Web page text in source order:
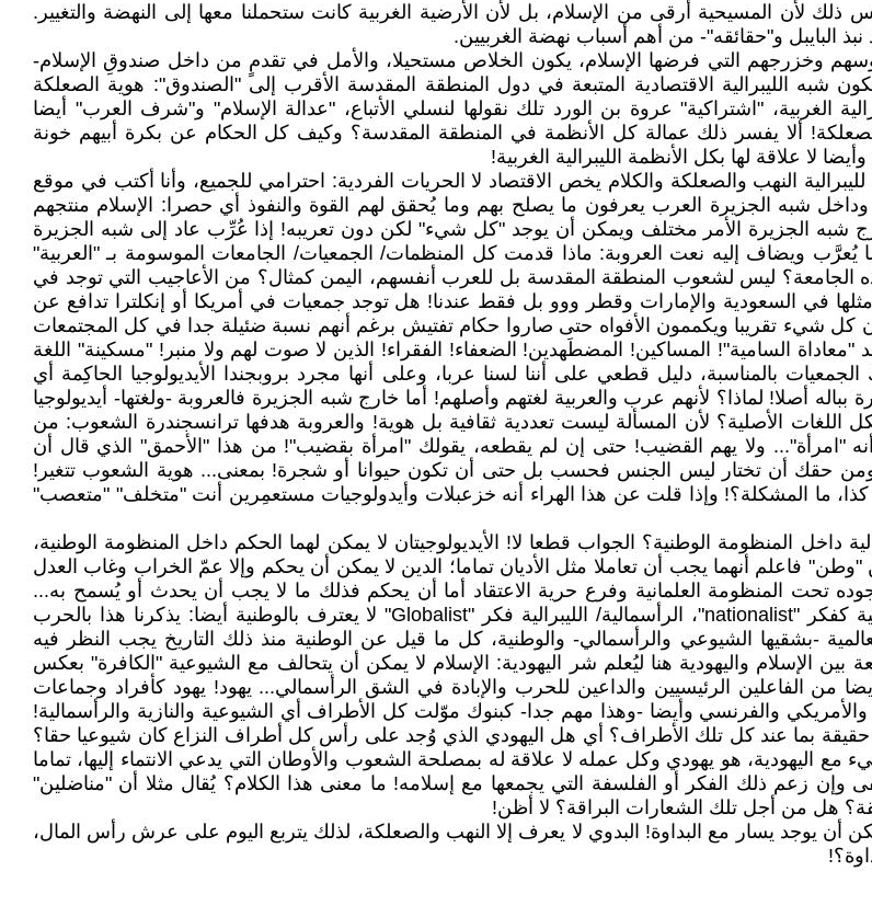
ذلك لأن المسيحية أرقى من الإسلام، بل لأن الأرضية الغربية كانت ستحملنا معها إلى النهضة والتغيير.
نبذ البايبل و"حقائقه"- من أهم أسباب نهضة الغربيين.
وخزرجهم التي فرضها الإسلام، يكون الخلاص مستحيلا، والأمل في تقدمٍ من داخل صندوقِ الإسلام-
شبه الليبرالية الاقتصادية المتبعة في دول المنطقة المقدسة الأقرب إلى "الصندوق": هوية الصعلكة
الغربية، "اشتراكية" عروة بن الورد تلك نقولها لنسلي الأتباع، "عدالة الإسلام" و"شرف العرب" أيضا
ألا يفسر ذلك عمالة كل الأنظمة في المنطقة المقدسة؟ وكيف كل الحكام عن بكرة أبيهم خونة
لا علاقة لها بكل الأنظمة الليبرالية الغربية!
النهب والصعلكة والكلام يخص الاقتصاد لا الحريات الفردية: احترامي للجميع، وأنا أكتب في موقع
شبه الجزيرة العرب يعرفون ما يصلح بهم وما يُحقق لهم القوة والنفوذ أي حصرا: الإسلام منتجهم
الجزيرة الأمر مختلف ويمكن أن يوجد "كل شيء" لكن دون تعريبه! إذا عُرِّب عاد إلى شبه الجزيرة
ويضاف إليه نعت العروبة: ماذا قدمت كل المنظمات/ الجمعيات/ الجامعات الموسومة بـ "العربية"
ليس لشعوب المنطقة المقدسة بل للعرب أنفسهم، اليمن كمثال؟ من الأعاجيب التي توجد في
مثلها في السعودية والإمارات وقطر ووو بل فقط عندنا! هل توجد جمعيات في أمريكا أو إنكلترا تدافع عن
كل شيء تقريبا ويكممون الأفواه حتى صاروا حكام تفتيش برغم أنهم نسبة ضئيلة جدا في كل المجتمعات
السامية"! المساكين! المضطَهدين! الضعفاء! الفقراء! الذين لا صوت لهم ولا منبر! "مسكينة" اللغة
بالمناسبة، دليل قطعي على أننا لسنا عربا، وعلى أنها مجرد بروبجندا الأيديولوجيا الحاكِمة أي
أصلا! لماذا؟ لأنهم عرب والعربية لغتهم وأصلهم! أما خارج شبه الجزيرة فالعروبة -ولغتها- أيديولوجيا
اللغات الأصلية؟ لأن المسألة ليست تعددية ثقافية بل هوية! والعروبة هدفها ترانسجندرة الشعوب: من
ولا يهم القضيب! حتى إن لم يقطعه، يقولك "امرأة بقضيب"! من هذا "الأحمق" الذي قال أن
ومن حقك أن تختار ليس الجنس فحسب بل حتى أن تكون حيوانا أو شجرة! بمعنى... هوية الشعوب تتغير!
كذا، ما المشكلة؟! وإذا قلت عن هذا الهراء أنه خزعبلات وأيدولوجيات مستعمِرين أنت "متخلف" "متعصب"
المنظومة الوطنية؟ الجواب قطعا لا! الأيديولوجيتان لا يمكن لهما الحكم داخل المنظومة الوطنية،
فاعلم أنهما يجب أن تعاملا مثل الأديان تماما؛ الدين لا يمكن أن يحكم وإلا عمّ الخراب وغاب العدل
تحت المنظومة العلمانية وفرع حرية الاعتقاد أما أن يحكم فذلك ما لا يجب أن يحدث أو يُسمح به...
الماركسية فكر عالمي "internationalist" يتعارض جملة وتفصيلا مع الوطنية كفكر "nationalist"، الرأسمالية/ الليبرالية فكر "Globalist" لا يعترف بالوطنية أيضا: يذكرنا هذا بالحرب
-بشقيها الشيوعي والرأسمالي- والوطنية، كل ما قيل عن الوطنية منذ ذلك التاريخ يجب النظر فيه
الإسلام واليهودية هنا ليُعلم شر اليهودية: الإسلام لا يمكن أن يتحالف مع الشيوعية "الكافرة" بعكس
من الفاعلين الرئيسيين والداعين للحرب والإبادة في الشق الرأسمالي... يهود! يهود كأفراد وجماعات
والفرنسي وأيضا -وهذا مهم جدا- كبنوك موّلت كل الأطراف أي الشيوعية والنازية والرأسمالية!
بما عند كل تلك الأطراف؟ أي هل اليهودي الذي وُجد على رأس كل أطراف النزاع كان شيوعيا حقا؟
مع اليهودية، هو يهودي وكل عمله لا علاقة له بمصلحة الشعوب والأوطان التي يدعي الانتماء إليها، تماما
ذلك الفكر أو الفلسفة التي يجمعها مع إسلامه! ما معنى هذا الكلام؟ يُقال مثلا أن "مناضلين"
هل من أجل تلك الشعارات البراقة؟ لا أظن!
أن يوجد يسار مع البداوة! البدوي لا يعرف إلا النهب والصعلكة، لذلك يتربع اليوم على عرش رأس المال،